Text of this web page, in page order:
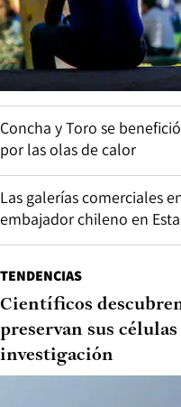
Concha y Toro se
por las olas de calor
Las galerías comerciales
embajador chileno en
TENDENCIAS
Científicos
preservan sus
investigación